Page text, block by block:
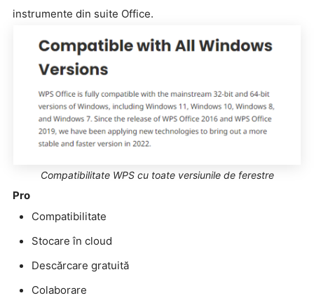
instrumente din suite Office.
Compatibilitate WPS cu toate versiunile de ferestre
Pro
Compatibilitate
Stocare în cloud
Descărcare gratuită
Colaborare